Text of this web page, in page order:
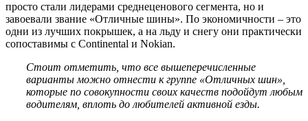
просто стали лидерами среднеценового сегмента, но и
завоевали звание «Отличные шины». По экономичности – это
одни из лучших покрышек, а на льду и снегу они практически
сопоставимы с Continental и Nokian.
Стоит отметить, что все вышеперечисленные
варианты можно отнести к группе «Отличных шин»,
которые по совокупности своих качеств подойдут любым
водителям, вплоть до любителей активной езды.